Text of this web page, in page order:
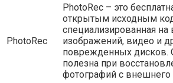
PhotoRec
PhotoRec – это
открытым исходным
специализированная на
изображений, видео и
поврежденных дисков.
полезна при
фотографий с внешнего